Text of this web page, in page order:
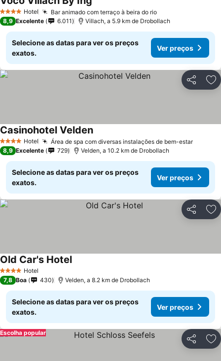
4 EstrelasHotel Bar animado com terraço à beira do rio
8,9 Excelente 6.011 Villach, a 5.9 km de Drobollach
Selecione as datas para ver os preços
exatos.
Ver preços
Partilhar
4 EstrelasHotel Área de spa com diversas instalações de bem-estar
Casinohotel Velden
8,9 Excelente 729 Velden, a 10.2 km de Drobollach
Selecione as datas para ver os preços
exatos.
Ver preços
Partilhar
4 EstrelasHotel
Old Car's Hotel
7,8 Boa 430 Velden, a 8.2 km de Drobollach
Selecione as datas para ver os preços
exatos.
Ver preços
Partilhar
Escolha popular